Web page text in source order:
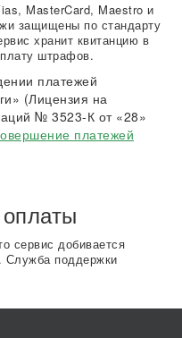
MasterCard, Maestro и
защищены по стандарту
хранит квитанцию в
штрафов.
платежей
(Лицензия на
№ 3523-К от «28»
платежей
сервис добивается
Служба поддержки